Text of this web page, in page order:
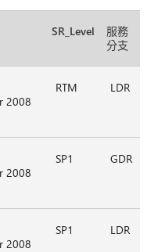
SR_Level
服務
分支
2008
RTM LDR
2008
SP1 GDR
2008
SP1 LDR